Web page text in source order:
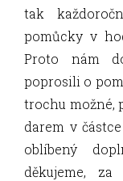
tak
pomůcky v
Proto nám
poprosili o
trochu možné,
darem v
oblíbený
děkujeme,